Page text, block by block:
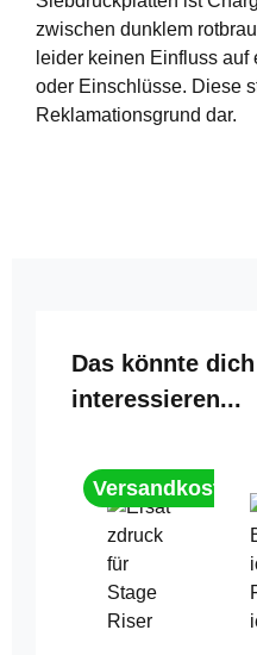
zwischen dunklem
leider keinen Einfluss
oder Einschlüsse. Diese
Reklamationsgrund dar.
Produktgalerie
Das könnte
interessieren...